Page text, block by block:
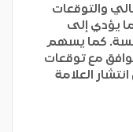
والتوقعات
يؤدي إلى
كما يسهم
مع توقعات
العلامة